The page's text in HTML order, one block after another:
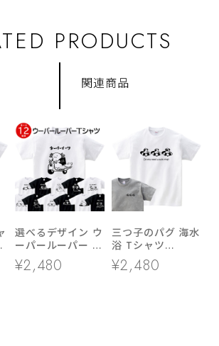
PRODUCTS
関連商品
選べるデザイン ウ
ーパールーパー T
シャツ am99 両生
類 アニマル
¥2,480
三つ子のパグ 海水
浴 Tシャツ
dog86 海 夏休み
犬 ブヒ ゆるい 手
¥2,480